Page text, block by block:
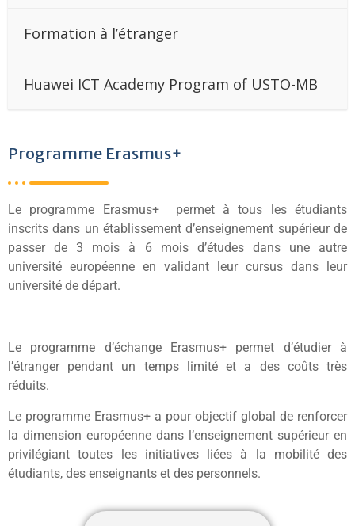
Formation à l’étranger
Huawei ICT Academy Program of USTO-MB
Programme Erasmus+
Le programme Erasmus+ permet à tous les étudiants
inscrits dans un établissement d’enseignement supérieur de
passer de 3 mois à 6 mois d’études dans une autre
université européenne en validant leur cursus dans leur
université de départ.
Le programme d’échange Erasmus+ permet d’étudier à
l’étranger pendant un temps limité et a des coûts très
réduits.
Le programme Erasmus+ a pour objectif global de renforcer
la dimension européenne dans l’enseignement supérieur en
privilégiant toutes les initiatives liées à la mobilité des
étudiants, des enseignants et des personnels.